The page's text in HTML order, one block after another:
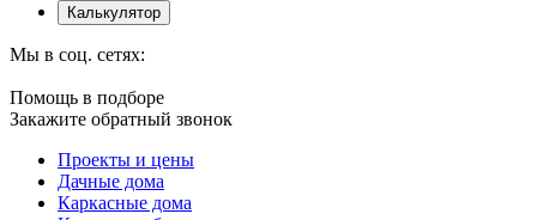
Калькулятор
Мы в соц. сетях:
Помощь в подборе
Закажите обратный звонок
Проекты и цены
Дачные дома
Каркасные дома